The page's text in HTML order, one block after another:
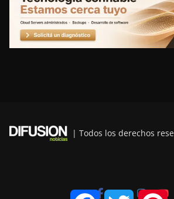
t
| Todos los derechos
F T P